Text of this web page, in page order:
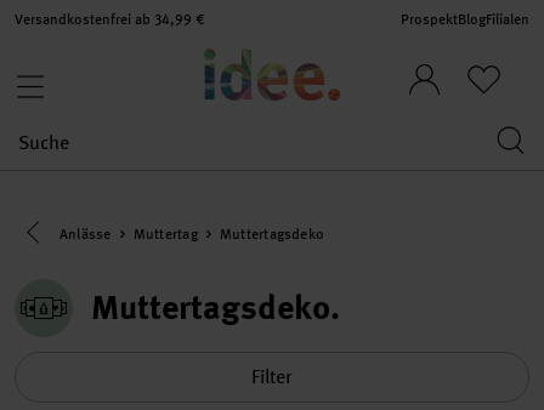
Versandkostenfrei ab 34,99 € ProspektBlogFilialen
Eine Kategorie zurück navigieren
Anlässe Muttertag Muttertagsdeko
Muttertagsdeko
Filter